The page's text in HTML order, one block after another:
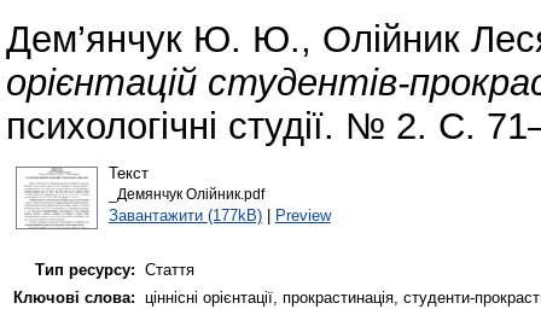
Дем’янчук Ю. Ю., Олійник
орієнтацій студентів-
психологічні студії. № 2. С.
Текст
_Демянчук Олійник.pdf
Завантажити (177kB)| Preview
Тип ресурсу: Стаття
Ключові слова: ціннісні орієнтації, прокрастинація, студенти-